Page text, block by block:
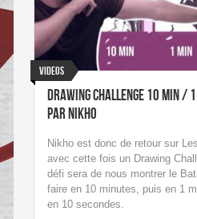
Videos
Drawing Challenge 10 min /
par Nikho
Nikho est donc de retour sur
avec cette fois un Drawing
défi sera de nous montrer le
faire en 10 minutes, puis en 1
en 10 secondes.